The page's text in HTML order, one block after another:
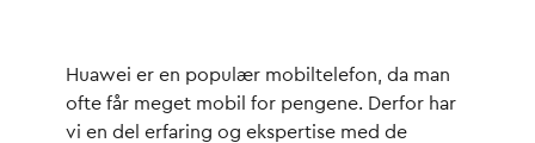
Ring til os:
+45 70 60 55 90
Huawei er en populær mobiltelefon, da man
ofte får meget mobil for pengene. Derfor har
vi en del erfaring og ekspertise med de